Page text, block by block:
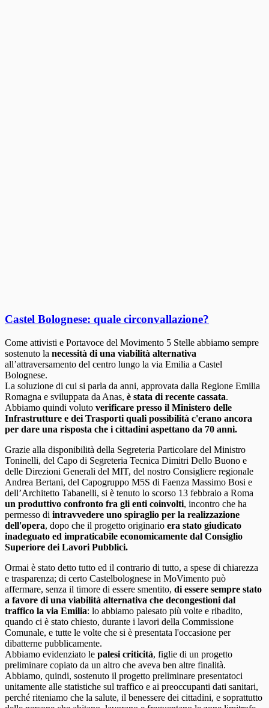
Castel Bolognese: quale circonvallazione?
Come attivisti e Portavoce del Movimento 5 Stelle abbiamo sempre
sostenuto la necessità di una viabilità alternativa
all’attraversamento del centro lungo la via Emilia a Castel
Bolognese.
La soluzione di cui si parla da anni, approvata dalla Regione Emilia
Romagna e sviluppata da Anas, è stata di recente cassata.
Abbiamo quindi voluto verificare presso il Ministero delle
Infrastrutture e dei Trasporti quali possibilità c'erano ancora
per dare una risposta che i cittadini aspettano da 70 anni.
Grazie alla disponibilità della Segreteria Particolare del Ministro
Toninelli, del Capo di Segreteria Tecnica Dimitri Dello Buono e
delle Direzioni Generali del MIT, del nostro Consigliere regionale
Andrea Bertani, del Capogruppo M5S di Faenza Massimo Bosi e
dell’Architetto Tabanelli, si è tenuto lo scorso 13 febbraio a Roma
un produttivo confronto fra gli enti coinvolti, incontro che ha
permesso di intravvedere uno spiraglio per la realizzazione
dell'opera, dopo che il progetto originario era stato giudicato
inadeguato ed impraticabile economicamente dal Consiglio
Superiore dei Lavori Pubblici.
Ormai è stato detto tutto ed il contrario di tutto, a spese di chiarezza
e trasparenza; di certo Castelbolognese in MoVimento può
affermare, senza il timore di essere smentito, di essere sempre stato
a favore di una viabilità alternativa che decongestioni dal
traffico la via Emilia: lo abbiamo palesato più volte e ribadito,
quando ci è stato chiesto, durante i lavori della Commissione
Comunale, e tutte le volte che si è presentata l'occasione per
dibatterne pubblicamente.
Abbiamo evidenziato le palesi criticità, figlie di un progetto
preliminare copiato da un altro che aveva ben altre finalità.
Abbiamo, quindi, sostenuto il progetto preliminare presentatoci
unitamente alle statistiche sul traffico e ai preoccupanti dati sanitari,
perché riteniamo che la salute, il benessere dei cittadini, e soprattutto